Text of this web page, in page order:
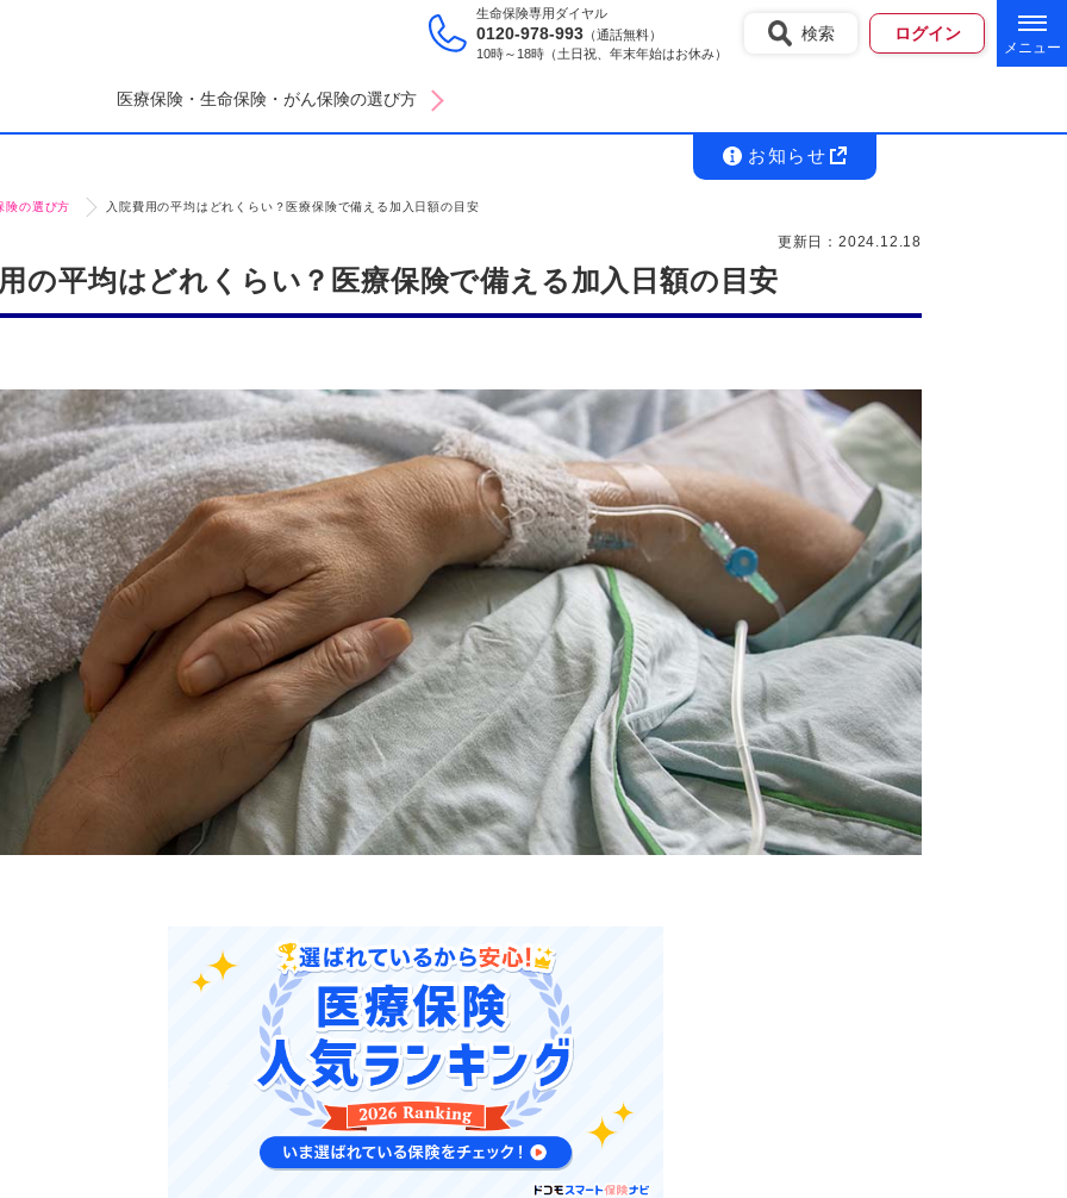
生命保険専用ダイヤル
0120-978-993 （通話無料）
10時～18時（土日祝、年末年始はお休み）
検索 ログイン
医療保険・生命保険・がん保険の選び方
お知らせ
険の選び方 入院費用の平均はどれくらい？医療保険で備える加入日額の目安
更新日：2024.12.18
の平均はどれくらい？医療保険で備える加入日額の目安